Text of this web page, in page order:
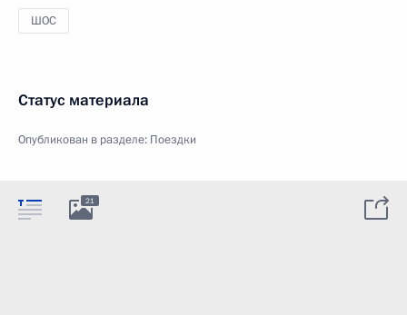
ШОС
Статус материала
Опубликован в разделе: Поездки
21